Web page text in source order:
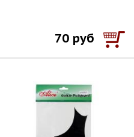
70 руб